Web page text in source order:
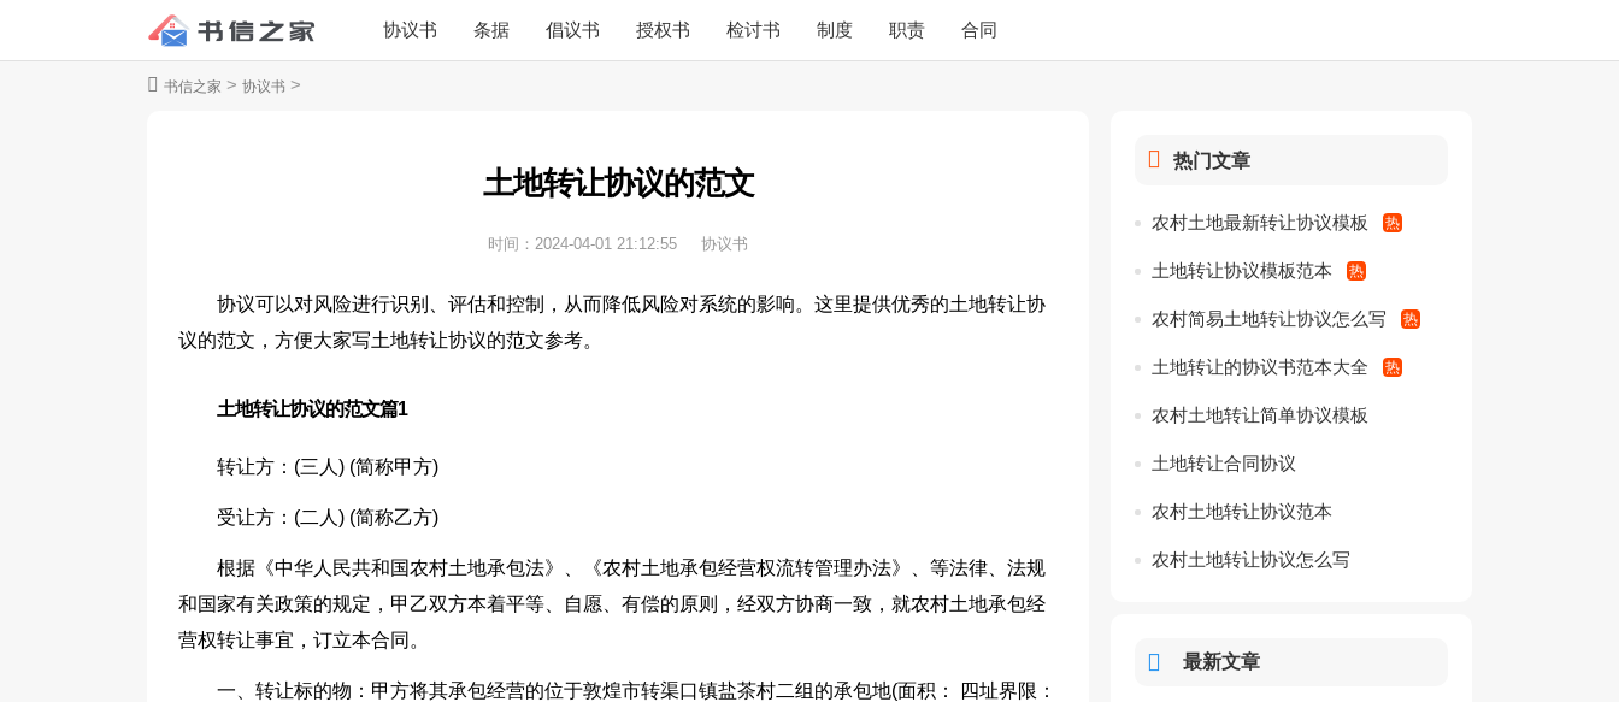
协议书 条据 倡议书 授权书 检讨书 制度 职责 合同
书信之家 > 协议书 >
土地转让协议的范文
时间： 2024-04-01 21:12:55 协议书
协议可以对风险进行识别、评估和控制，从而降低风险对系统的影响。这里提供优秀的土地转让协
议的范文，方便大家写土地转让协议的范文参考。
土地转让协议的范文篇1
转让方：(三人) (简称甲方)
受让方：(二人) (简称乙方)
根据《中华人民共和国农村土地承包法》、《农村土地承包经营权流转管理办法》、等法律、法规
和国家有关政策的规定，甲乙双方本着平等、自愿、有偿的原则，经双方协商一致，就农村土地承包经
营权转让事宜，订立本合同。
一、转让标的物：甲方将其承包经营的位于敦煌市转渠口镇盐茶村二组的承包地(面积： 四址界限：
热门文章
农村土地最新转让协议模板
土地转让协议模板范本
农村简易土地转让协议怎么写
土地转让的协议书范本大全
农村土地转让简单协议模板
土地转让合同协议
农村土地转让协议范本
农村土地转让协议怎么写
最新文章